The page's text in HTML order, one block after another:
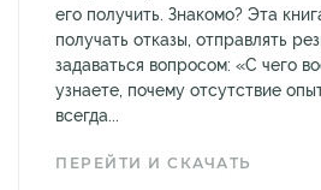
его получить. Знакомо? Эта
получать отказы, отправлять
задаваться вопросом: «С чего
узнаете, почему отсутствие
всегда...
ПЕРЕЙТИ И СКАЧАТЬ